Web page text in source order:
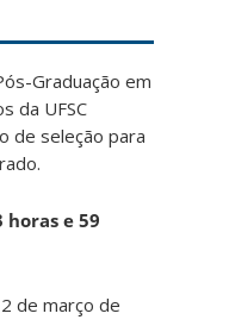
Graduação em
da UFSC
de seleção para
horas e 59
de março de